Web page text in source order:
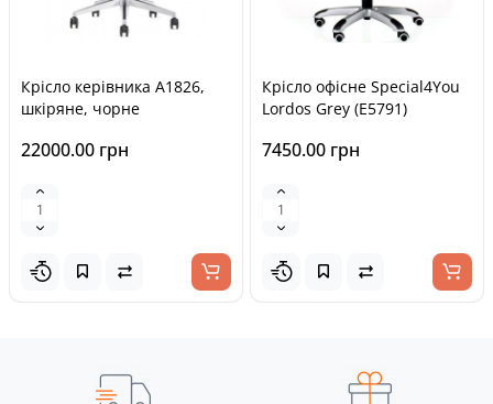
Крісло керівника A1826,
шкіряне, чорне
22000.00 грн
Крісло офісне Special4You
Lordos Grey (E5791)
7450.00 грн